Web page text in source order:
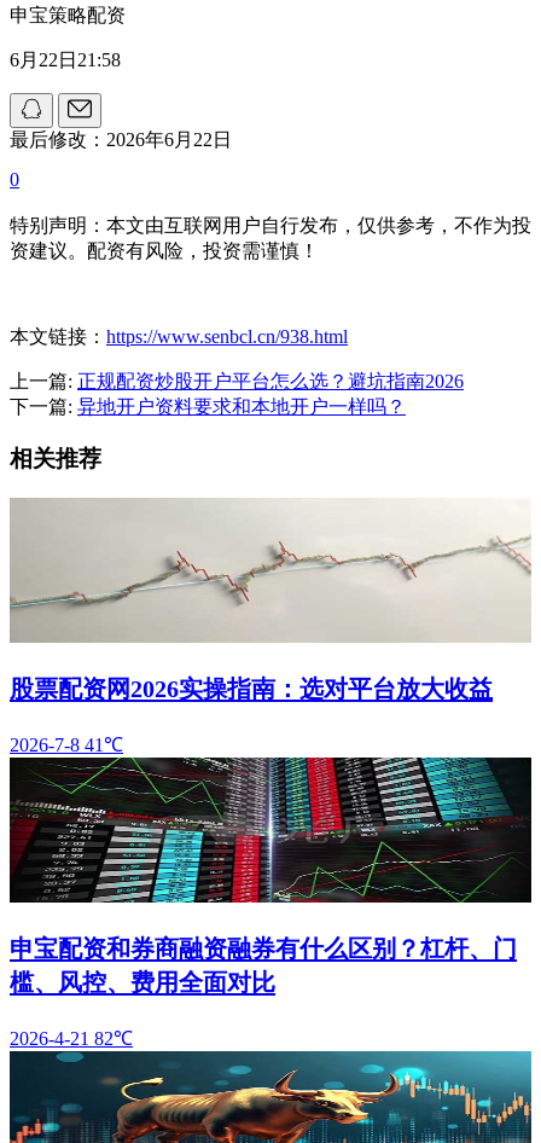
申宝策略配资
6月22日21:58
最后修改：2026年6月22日
0
特别声明：本文由互联网用户自行发布，仅供参考，不作为投
资建议。配资有风险，投资需谨慎！
本文链接： https://www.senbcl.cn/938.html
上一篇: 正规配资炒股开户平台怎么选？避坑指南2026
下一篇: 异地开户资料要求和本地开户一样吗？
相关推荐
股票配资网2026实操指南：选对平台放大收益
2026-7-8 41℃
申宝配资和券商融资融券有什么区别？杠杆、门
槛、风控、费用全面对比
2026-4-21 82℃